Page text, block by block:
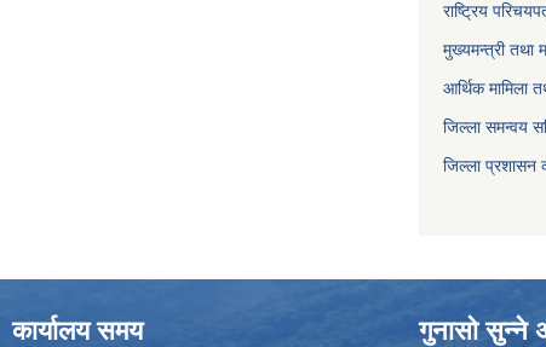
राष्ट्रिय
मुख्यमन्त्री तथा
आर्थिक मामिला
जिल्ला समन्वय
जिल्ला प्रशासन
कार्यालय समय गुनासो सुन्ने